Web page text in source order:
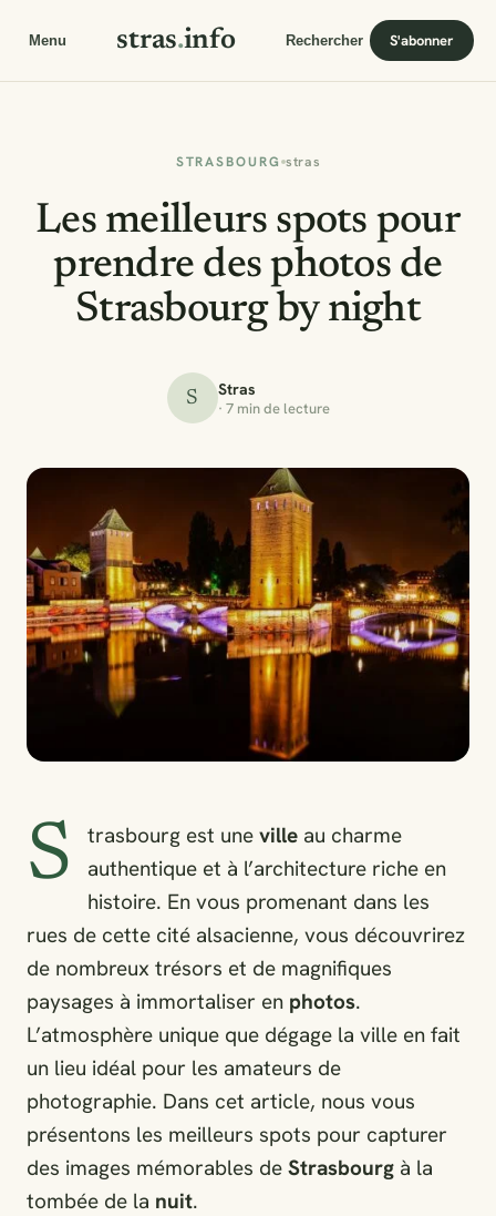
Menu stras.info Rechercher S'abonner
STRASBOURG stras
Les meilleurs spots pour
prendre des photos de
Strasbourg by night
S Stras
· 7 min de lecture
S trasbourg est une ville au charme
authentique et à l’architecture riche en
histoire. En vous promenant dans les
rues de cette cité alsacienne, vous découvrirez
de nombreux trésors et de magnifiques
paysages à immortaliser en photos.
L’atmosphère unique que dégage la ville en fait
un lieu idéal pour les amateurs de
photographie. Dans cet article, nous vous
présentons les meilleurs spots pour capturer
des images mémorables de Strasbourg à la
tombée de la nuit.